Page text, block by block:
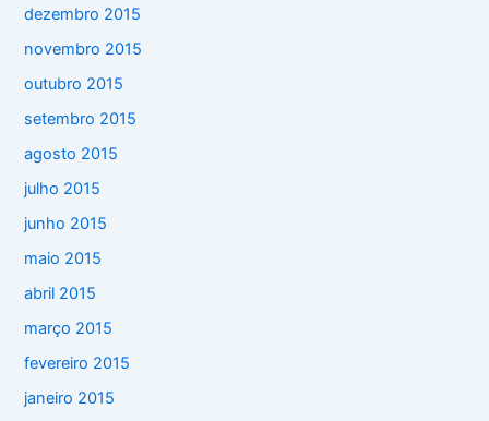
dezembro 2015
novembro 2015
outubro 2015
setembro 2015
agosto 2015
julho 2015
junho 2015
maio 2015
abril 2015
março 2015
fevereiro 2015
janeiro 2015